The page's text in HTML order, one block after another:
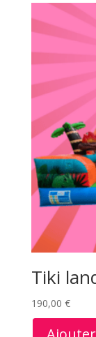
Tiki
190,00 €